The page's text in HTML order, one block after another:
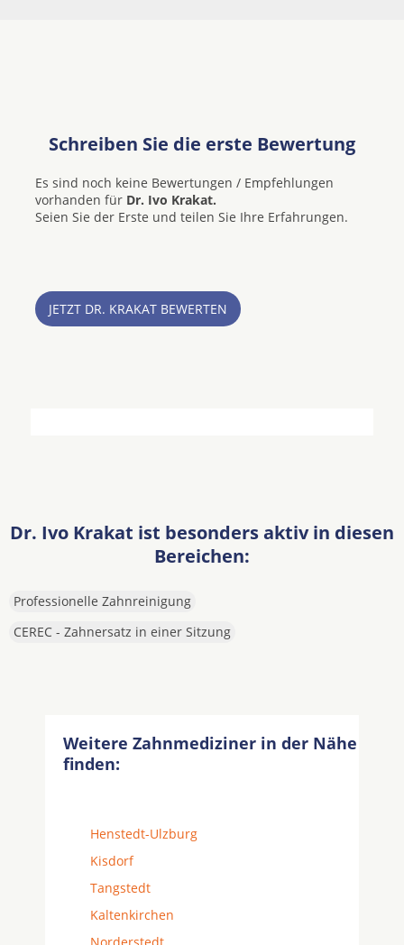
Schreiben Sie die erste Bewertung
Es sind noch keine Bewertungen / Empfehlungen
vorhanden für Dr. Ivo Krakat.
Seien Sie der Erste und teilen Sie Ihre Erfahrungen.
JETZT DR. KRAKAT BEWERTEN
Dr. Ivo Krakat ist besonders aktiv in diesen
Bereichen:
Professionelle Zahnreinigung
CEREC - Zahnersatz in einer Sitzung
Weitere Zahnmediziner in der Nähe
finden:
Henstedt-Ulzburg
Kisdorf
Tangstedt
Kaltenkirchen